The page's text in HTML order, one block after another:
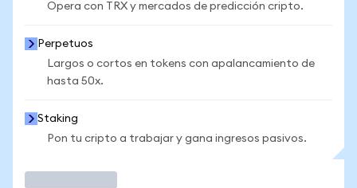
Opera con TRX y mercados de predicción cripto.
Perpetuos
Largos o cortos en tokens con apalancamiento de
hasta 50x.
Staking
Pon tu cripto a trabajar y gana ingresos pasivos.